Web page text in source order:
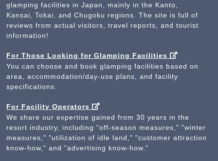
glamping facilities in Japan, mainly in the Kanto,
Kansai, Tokai, and Chugoku regions. The site is full of
reviews from actual visitors, travel reports, and tourist
information!
For Those Looking for Glamping Facilities
You can choose and book glamping facilities based on
area, accommodation/day-use plans, and facility
specifications.
For Facility Operators
We share our expertise gained from 30 years in the
resort industry, including "off-season measures," "winter
measures," "utilization of idle land," "customer attraction
know-how," and "advertising know-how."